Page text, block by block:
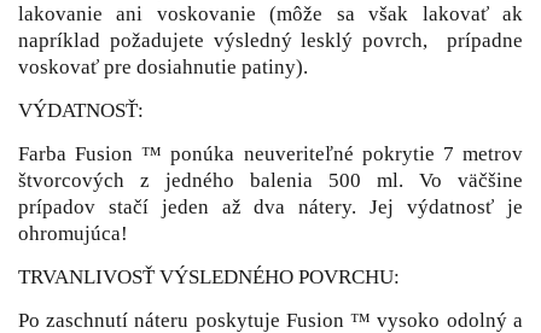
lakovanie ani voskovanie (môže sa však lakovať ak
napríklad požadujete výsledný lesklý povrch, prípadne
voskovať pre dosiahnutie patiny).
VÝDATNOSŤ:
Farba Fusion ™ ponúka neuveriteľné pokrytie 7 metrov
štvorcových z jedného balenia 500 ml. Vo väčšine
prípadov stačí jeden až dva nátery. Jej výdatnosť je
ohromujúca!
TRVANLIVOSŤ VÝSLEDNÉHO POVRCHU:
Po zaschnutí náteru poskytuje Fusion ™ vysoko odolný a